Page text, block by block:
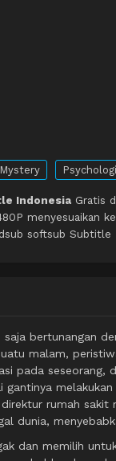
Mystery
Indonesia Gratis
menyesuaikan
softsub
bertunangan
malam,
pada
rumah sakit
dunia,
dan memilih